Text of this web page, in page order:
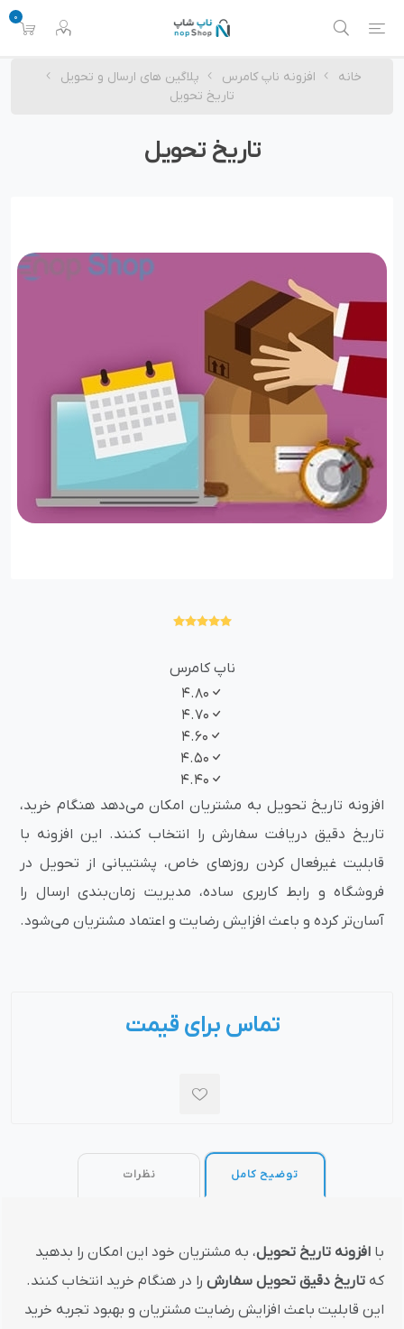
0
خانه افزونه ناپ کامرس
پلاگین های ارسال و تحویل
تاریخ تحویل
تاریخ تحویل
ناپ کامرس
4.80
4.70
4.60
4.50
4.40
افزونه تاریخ تحویل به مشتریان امکان می‌دهد هنگام خرید،
تاریخ دقیق دریافت سفارش را انتخاب کنند. این افزونه با
قابلیت غیرفعال کردن روزهای خاص، پشتیبانی از تحویل در
فروشگاه و رابط کاربری ساده، مدیریت زمان‌بندی ارسال را
آسان‌تر کرده و باعث افزایش رضایت و اعتماد مشتریان می‌شود.
تماس برای قیمت
توضیح کامل نظرات
با افزونه تاریخ تحویل، به مشتریان خود این امکان را بدهید
که تاریخ دقیق تحویل سفارش را در هنگام خرید انتخاب کنند.
این قابلیت باعث افزایش رضایت مشتریان و بهبود تجربه خرید